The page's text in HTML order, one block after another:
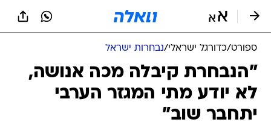
ספורט/כדורגל ישראלי/נבחרות ישראל
"הנבחרת קיבלה מכה אנושה,
לא יודע מתי המגזר הערבי
יתחבר שוב"